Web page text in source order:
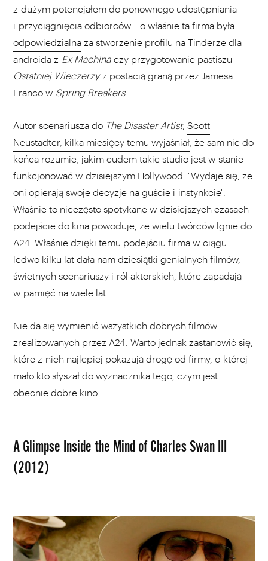
z dużym potencjałem do ponownego udostępniania
i przyciągnięcia odbiorców. To właśnie ta firma była
odpowiedzialna za stworzenie profilu na Tinderze dla
androida z Ex Machinaczy przygotowanie pastiszu
Ostatniej Wieczerzyz postacią graną przez Jamesa
Franco w Spring Breakers.
Autor scenariusza do The Disaster Artist, Scott
Neustadter, kilka miesięcy temu wyjaśniał , że sam nie do
końca rozumie, jakim cudem takie studio jest w stanie
funkcjonować w dzisiejszym Hollywood. "Wydaje się, że
oni opierają swoje decyzje na guście i instynkcie".
Właśnie to nieczęsto spotykane w dzisiejszych czasach
podejście do kina powoduje, że wielu twórców lgnie do
A24. Właśnie dzięki temu podejściu firma w ciągu
ledwo kilku lat dała nam dziesiątki genialnych filmów,
świetnych scenariuszy i ról aktorskich, które zapadają
w pamięć na wiele lat.
Nie da się wymienić wszystkich dobrych filmów
zrealizowanych przez A24. Warto jednak zastanowić się,
które z nich najlepiej pokazują drogę od firmy, o której
mało kto słyszał do wyznacznika tego, czym jest
obecnie dobre kino.
A Glimpse Inside the Mind of Charles Swan III
(2012)